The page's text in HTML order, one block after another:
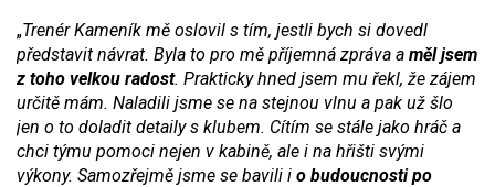
„Trenér Kameník mě oslovil s tím, jestli bych si dovedl
představit návrat. Byla to pro mě příjemná zpráva a měl jsem
z toho velkou radost. Prakticky hned jsem mu řekl, že zájem
určitě mám. Naladili jsme se na stejnou vlnu a pak už šlo
jen o to doladit detaily s klubem. Cítím se stále jako hráč a
chci týmu pomoci nejen v kabině, ale i na hřišti svými
výkony. Samozřejmě jsme se bavili i o budoucnosti po